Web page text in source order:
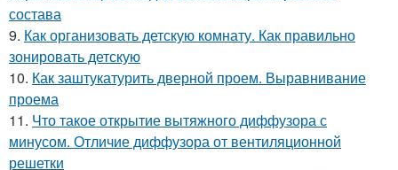
состава
9. Как организовать детскую комнату. Как правильно
зонировать детскую
10. Как заштукатурить дверной проем. Выравнивание
проема
11. Что такое открытие вытяжного диффузора с
минусом. Отличие диффузора от вентиляционной
решетки